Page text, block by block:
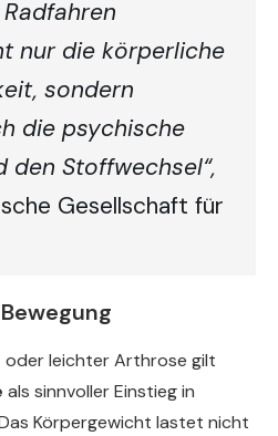
nur die körperliche
sondern
die psychische
den Stoffwechsel“,
Gesellschaft für
oder leichter Arthrose gilt
als sinnvoller Einstieg in
Körpergewicht lastet nicht